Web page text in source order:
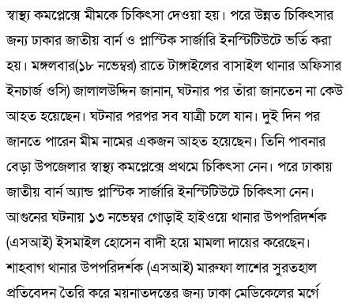
স্বাস্থ্য কমপ্লেক্সে মীমকে চিকিৎসা দেওয়া হয়। পরে উন্নত চিকিৎসার
জন্য ঢাকার জাতীয় বার্ন ও প্লাস্টিক সার্জারি ইনস্টিটিউটে ভর্তি করা
হয়। মঙ্গলবার(১৮ নভেম্বর) রাতে টাঙ্গাইলের বাসাইল থানার অফিসার
ইনচার্জ ওসি) জালালউদ্দিন জানান, ঘটনার পর তাঁরা জানতেন না কেউ
আহত হয়েছেন। ঘটনার পরপর সব যাত্রী চলে যান। দুই দিন পর
জানতে পারেন মীম নামের একজন আহত হয়েছেন। তিনি পাবনার
বেড়া উপজেলার স্বাস্থ্য কমপ্লেক্সে প্রথমে চিকিৎসা নেন। পরে ঢাকায়
জাতীয় বার্ন অ্যান্ড প্লাস্টিক সার্জারি ইনস্টিটিউটে চিকিৎসা নেন।
আগুনের ঘটনায় ১৩ নভেম্বর গোড়াই হাইওয়ে থানার উপপরিদর্শক
(এসআই) ইসমাইল হোসেন বাদী হয়ে মামলা দায়ের করেছেন।
শাহবাগ থানার উপপরিদর্শক (এসআই) মারুফা লাশের সুরতহাল
প্রতিবেদন তৈরি করে ময়নাতদন্তের জন্য ঢাকা মেডিকেলের মর্গে